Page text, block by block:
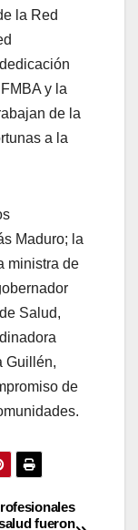
la Red
y la
de la
a la
Maduro; la
ministra de
Salud,
Guillén,
de
fueron